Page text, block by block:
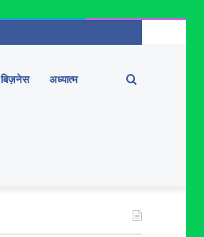
बिज़नेस अध्यात्म Search